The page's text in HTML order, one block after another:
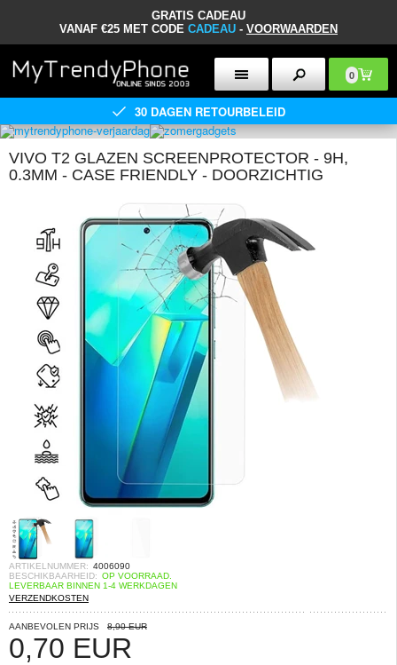
GRATIS CADEAU
VANAF €25 MET CODE CADEAU - VOORWAARDEN
0
30 DAGEN RETOURBELEID
VIVO T2 GLAZEN SCREENPROTECTOR - 9H,
0.3MM - CASE FRIENDLY - DOORZICHTIG
ARTIKELNUMMER: 4006090
BESCHIKBAARHEID: OP VOORRAAD.
LEVERBAAR BINNEN 1-4 WERKDAGEN
VERZENDKOSTEN
AANBEVOLEN PRIJS 8,90 EUR
0,70 EUR